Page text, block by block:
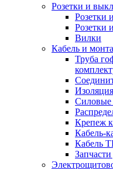
Розетки и
Розетки
Розетки
Вилки
Кабель и
Труба
Силовые
Крепеж
Кабель-
Кабель